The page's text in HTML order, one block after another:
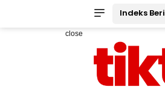
Indeks
close